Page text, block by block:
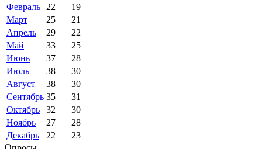
Февраль 22
19
Март
25
21
Апрель
29
22
Май
33
25
Июнь
37
28
Июль
38
30
Август
38
30
Сентябрь 35
31
Октябрь
32
30
Ноябрь
27
28
Декабрь
22
23